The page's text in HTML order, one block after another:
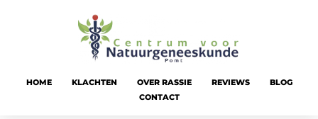
HOME KLACHTEN OVER RASSIE REVIEWS
BLOG
CONTACT